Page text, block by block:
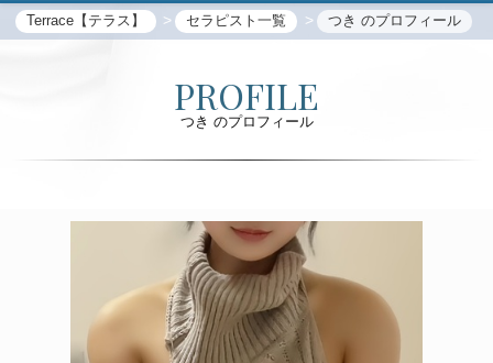
Terrace【テラス】 セラピスト一覧 つき のプロフィール
PROFILE
つき のプロフィール